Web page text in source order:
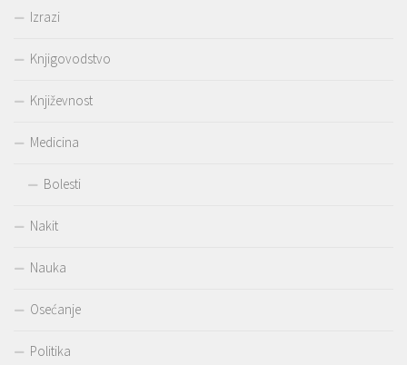
Izrazi
Knjigovodstvo
Književnost
Medicina
Bolesti
Nakit
Nauka
Osećanje
Politika